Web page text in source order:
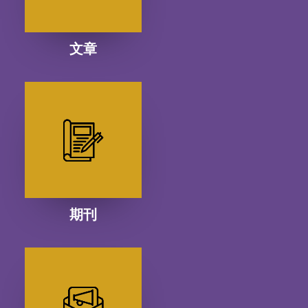
文章
期刊